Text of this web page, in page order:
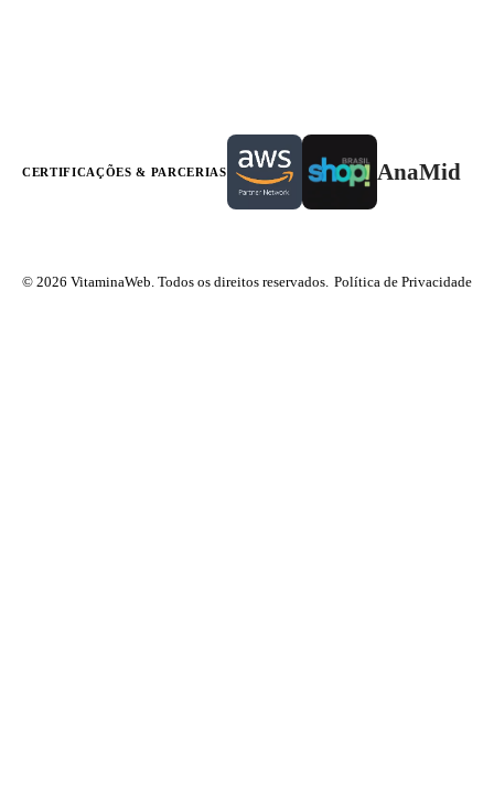
CERTIFICAÇÕES & PARCERIAS AnaMid
© 2026 VitaminaWeb. Todos os direitos reservados. Política de Privacidade